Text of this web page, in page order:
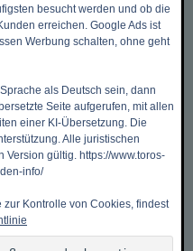
besucht werden und ob die
erreichen. Google Ads ist
Werbung schalten, ohne geht
als Deutsch sein, dann
Seite aufgerufen, mit allen
einer KI-Übersetzung. Die
Alle juristischen
Version gültig. https://www.toros-
info/
Kontrolle von Cookies, findest